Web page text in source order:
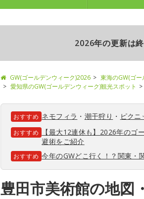
2026年の更新は
GW(ゴールデンウィーク)2026 東海のGW(ゴ
愛知県のGW(ゴールデンウィーク)観光スポット
おすすめ ネモフィラ ・ 潮干狩り ・ ピクニ
おすすめ
【最大12連休も】2026年のゴ
避術をご紹介
おすすめ 今年のGWどこ行く！？関東・
豊田市美術館の地図